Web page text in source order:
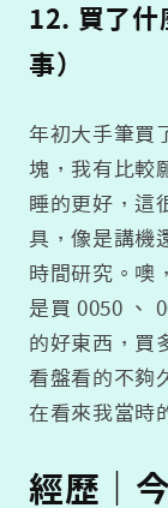
12. 買了什
事）
年初大手筆買
塊，我有比較
睡的更好，這
具，像是講機
時間研究。噢
是買 0050 、
的好東西，買
看盤看的不夠
在看來我當時
經歷｜